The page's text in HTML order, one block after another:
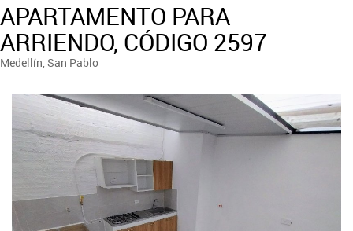
APARTAMENTO PARA
ARRIENDO, CÓDIGO 2597
Medellín, San Pablo